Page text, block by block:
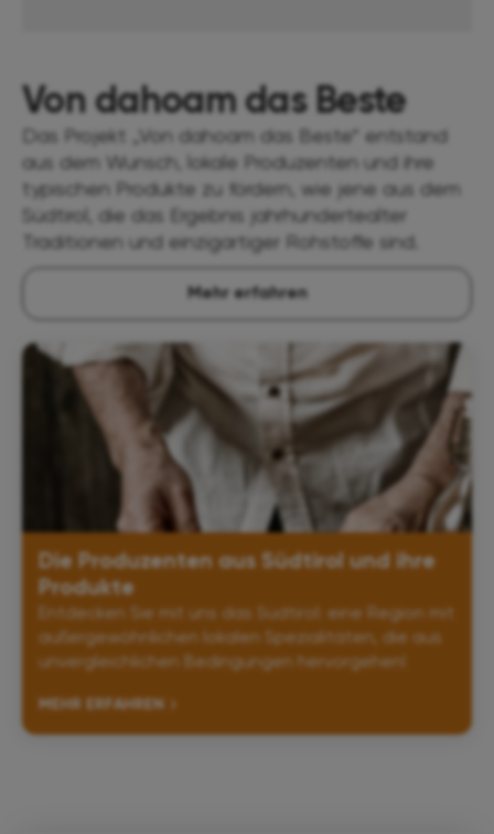
Von dahoam das Beste
Das Projekt „Von dahoam das Beste“ entstand
aus dem Wunsch, lokale Produzenten und ihre
typischen Produkte zu fördern, wie jene aus dem
Südtirol, die das Ergebnis jahrhundertealter
Traditionen und einzigartiger Rohstoffe sind.
Mehr erfahren
Die Produzenten aus Südtirol und ihre
Produkte
Entdecken Sie mit uns das Südtirol: eine Region mit
außergewöhnlichen lokalen Spezialitäten, die aus
unvergleichlichen Bedingungen hervorgehen!
MEHR ERFAHREN